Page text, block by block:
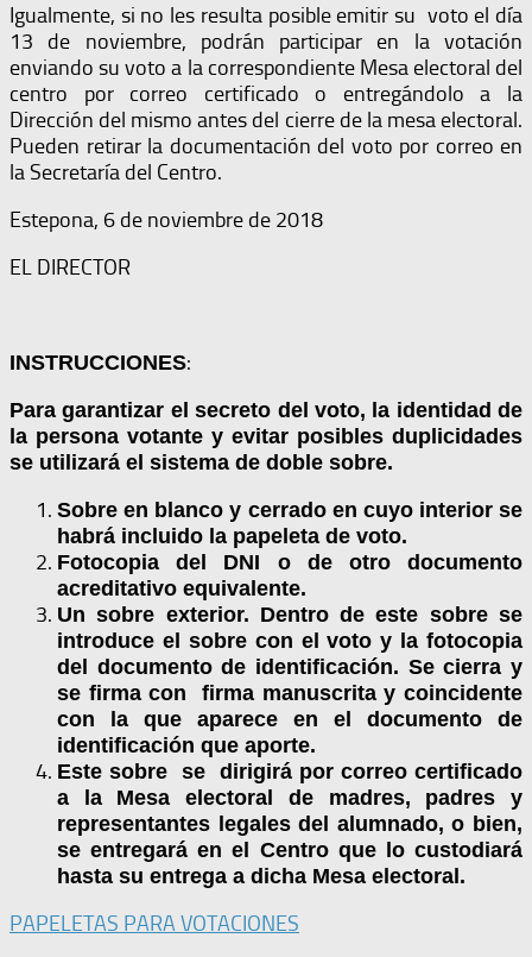
Igualmente, si no les resulta posible emitir su voto el día
13 de noviembre, podrán participar en la votación
enviando su voto a la correspondiente Mesa electoral del
centro por correo certificado o entregándolo a la
Dirección del mismo antes del cierre de la mesa electoral.
Pueden retirar la documentación del voto por correo en
la Secretaría del Centro.
Estepona, 6 de noviembre de 2018
EL DIRECTOR
INSTRUCCIONES:
Para garantizar el secreto del voto, la identidad de
la persona votante y evitar posibles duplicidades
se utilizará el sistema de doble sobre.
Sobre en blanco y cerrado en cuyo interior se
habrá incluido la papeleta de voto.
Fotocopia del DNI o de otro documento
acreditativo equivalente.
Un sobre exterior. Dentro de este sobre se
introduce el sobre con el voto y la fotocopia
del documento de identificación. Se cierra y
se firma con firma manuscrita y coincidente
con la que aparece en el documento de
identificación que aporte.
Este sobre se dirigirá por correo certificado
a la Mesa electoral de madres, padres y
representantes legales del alumnado, o bien,
se entregará en el Centro que lo custodiará
hasta su entrega a dicha Mesa electoral.
PAPELETAS PARA VOTACIONES